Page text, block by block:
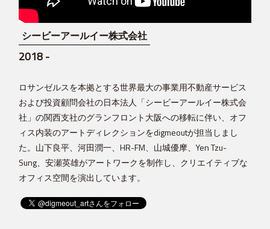
シービーアールイー株式会社
2018-
ロサンゼルスを本拠とする世界最大の事業用不動産サービス
および投資顧問会社の日本法人「シービーアールイー株式会
社」の関西支社のグランフロント大阪への移転に伴い、オフ
ィス内装のアートディレクションをdigmeoutが担当しまし
た。山下良平、河田潤一、HR-FM、山城優摩、Yen Tzu-
Sung、安瀬英雄がアートワークを制作し、クリエイティブな
オフィス空間を演出しています。